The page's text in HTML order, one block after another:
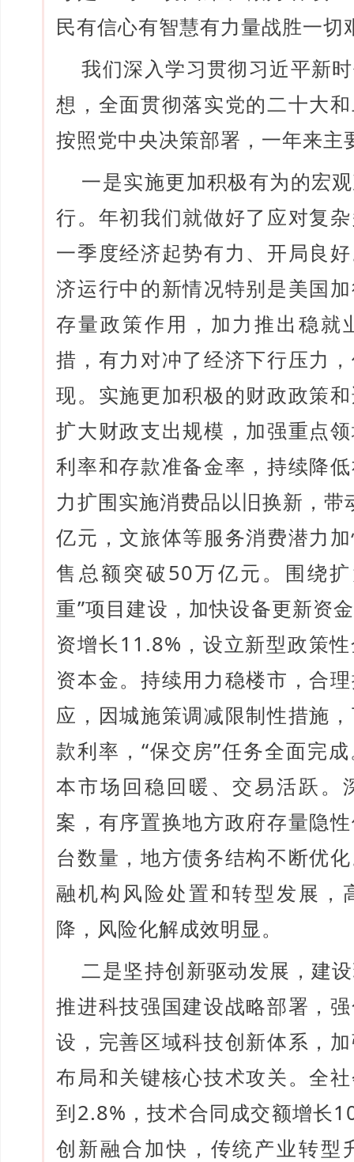
民有信心有智慧有力量战胜一切
我们深入学习贯彻习近平新
想，全面贯彻落实党的二十大
按照党中央决策部署，一年来主
一是实施更加积极有为的宏
行。年初我们就做好了应对复
一季度经济起势有力、开局良
济运行中的新情况特别是美国
存量政策作用，加力推出稳就
措，有力对冲了经济下行压力
现。实施更加积极的财政政策
扩大财政支出规模，加强重点
利率和存款准备金率，持续降
力扩围实施消费品以旧换新，
亿元，文旅体等服务消费潜力
售总额突破50万亿元。围绕
重”项目建设，加快设备更新资
资增长11.8%，设立新型政策
资本金。持续用力稳楼市，合
应，因城施策调减限制性措施
款利率，“保交房”任务全面完
本市场回稳回暖、交易活跃。
案，有序置换地方政府存量隐
台数量，地方债务结构不断优
融机构风险处置和转型发展，
降，风险化解成效明显。
二是坚持创新驱动发展，建
推进科技强国建设战略部署，
设，完善区域科技创新体系，
布局和关键核心技术攻关。全
到2.8%，技术合同成交额增长
创新融合加快，传统产业转型